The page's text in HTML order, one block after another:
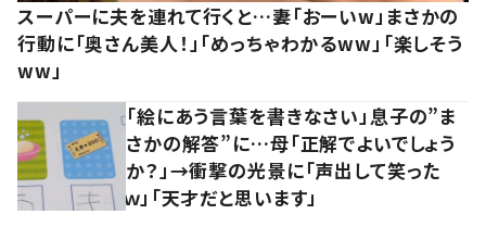
スーパーに夫を連れて行くと…妻「おーいw」まさかの
行動に「奥さん美人！」「めっちゃわかるww」「楽しそう
ww」
「絵にあう言葉を書きなさい」息子の”ま
さかの解答”に…母「正解でよいでしょう
か？」→衝撃の光景に「声出して笑った
ｗ」「天才だと思います」